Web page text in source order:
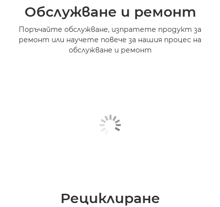
Обслужване и ремонт
Поръчайте обслужване, изпратете продукт за
ремонт или научете повече за нашия процес на
обслужване и ремонт
Рециклиране